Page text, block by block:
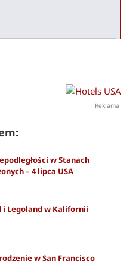
Reklama
w Stanach
– 4 lipca USA
i Legoland w Kalifornii
w San Francisco